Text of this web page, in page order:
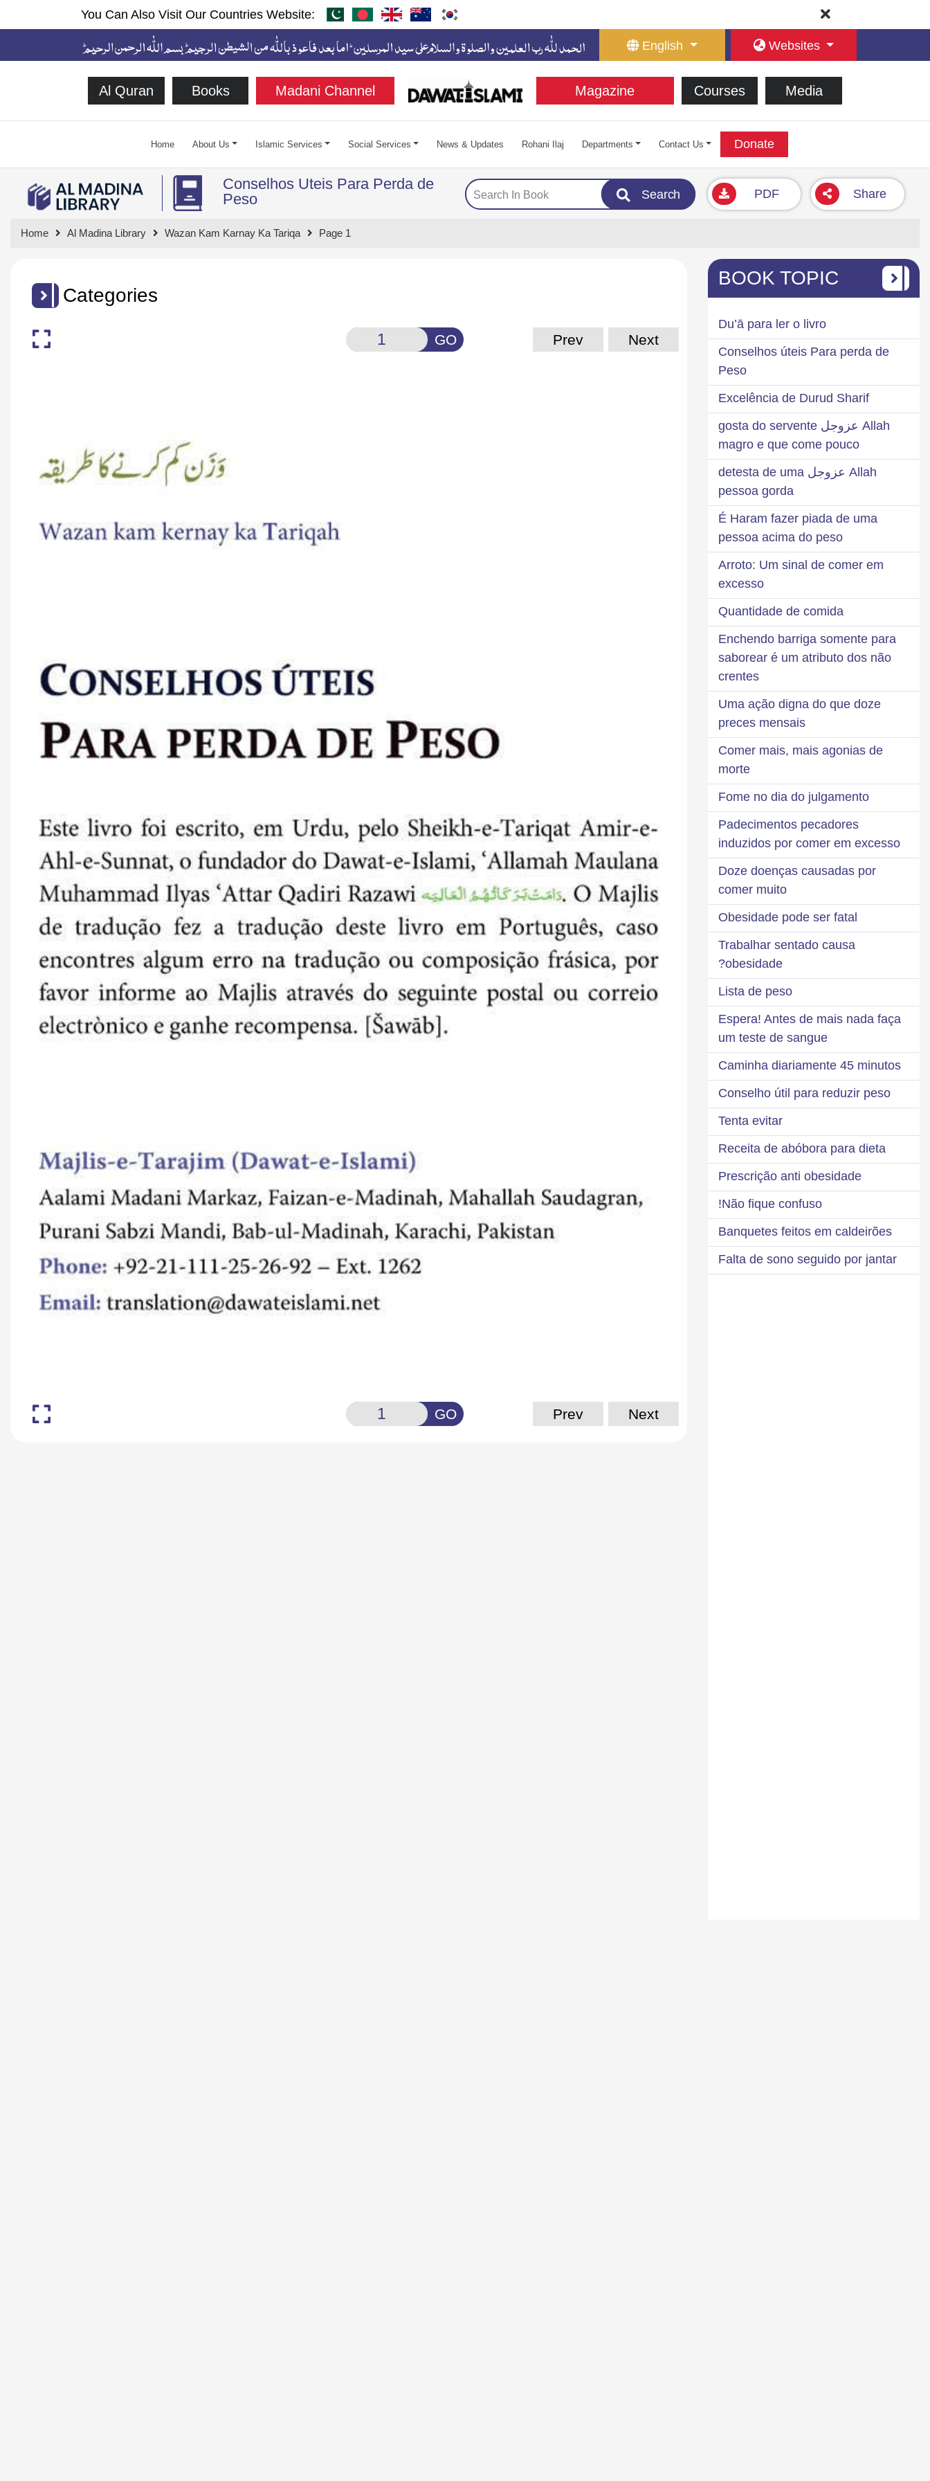
You Can Also Visit Our Countries Website:
English Websites
Al Quran Books Madani Channel Magazine Courses Media
Home About Us Islamic Services Social Services News & Updates Rohani Ilaj Departments Contact Us Donate
Conselhos Uteis Para Perda de
Peso
Search PDF Share
Home Al Madina Library Wazan Kam Karnay Ka Tariqa Page 1
Categories
GO Prev Next
GO Prev Next
BOOK TOPIC
Du’ā para ler o livro
Conselhos úteis Para perda de
Peso
Excelência de Durud Sharif
Allah عزوجل gosta do servente
magro e que come pouco
Allah عزوجل detesta de uma
pessoa gorda
É Haram fazer piada de uma
pessoa acima do peso
Arroto: Um sinal de comer em
excesso
Quantidade de comida
Enchendo barriga somente para
saborear é um atributo dos não
crentes
Uma ação digna do que doze
preces mensais
Comer mais, mais agonias de
morte
Fome no dia do julgamento
Padecimentos pecadores
induzidos por comer em excesso
Doze doenças causadas por
comer muito
Obesidade pode ser fatal
Trabalhar sentado causa
obesidade?
Lista de peso
Espera! Antes de mais nada faça
um teste de sangue
Caminha diariamente 45 minutos
Conselho útil para reduzir peso
Tenta evitar
Receita de abóbora para dieta
Prescrição anti obesidade
Não fique confuso!
Banquetes feitos em caldeirões
Falta de sono seguido por jantar